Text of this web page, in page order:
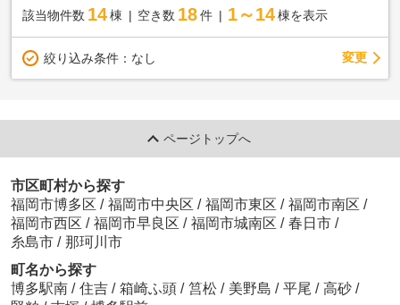
該当物件数 14棟 空き数 18 件 1～14 棟を表示
絞り込み条件： なし 変更
ページトップへ
市区町村から探す
福岡市博多区 / 福岡市中央区 / 福岡市東区 / 福岡市南区 /
福岡市西区 / 福岡市早良区 / 福岡市城南区 / 春日市 /
糸島市 / 那珂川市
町名から探す
博多駅南 / 住吉 / 箱崎ふ頭 / 筥松 / 美野島 / 平尾 / 高砂 /